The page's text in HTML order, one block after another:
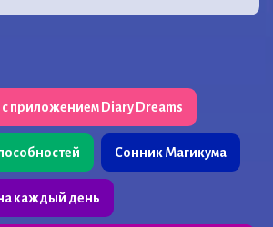
приложением Diary Dreams
Сонник Магикума
каждый день